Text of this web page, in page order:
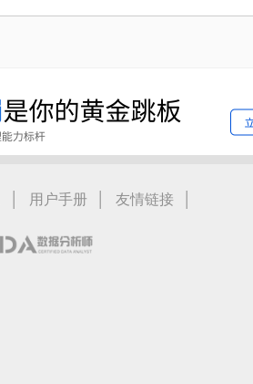
| 用户手册 | 友情链接 |